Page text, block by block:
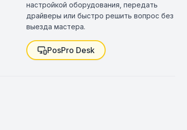
настройкой оборудования, передать
драйверы или быстро решить вопрос без
выезда мастера.
PosPro Desk